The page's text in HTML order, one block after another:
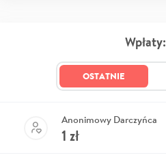
Wpłaty:
OSTATNIE
Anonimowy Darczyńca
1 zł